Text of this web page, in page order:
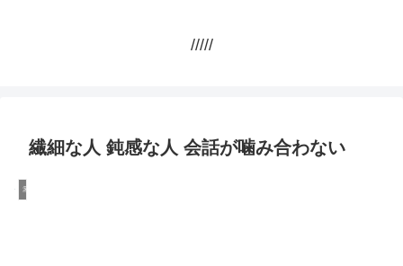
/////
繊細な人 鈍感な人 会話が噛み合わない
幸せ